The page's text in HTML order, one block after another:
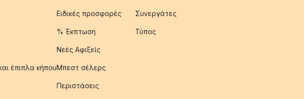
έπιπλα κήπου
Ειδικές προσφορές
% Έκπτωση
Νεές Αφιξείς
Μπεστ σέλερς
Περιστάσεις
Συνεργάτες
Τύπος